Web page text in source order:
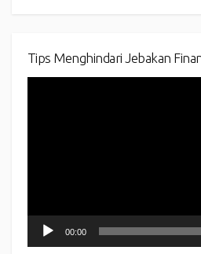
Tips Menghindari Jebakan
00:00